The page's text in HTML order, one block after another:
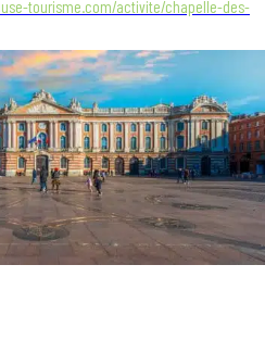
tourisme.com/activite/chapelle-des-